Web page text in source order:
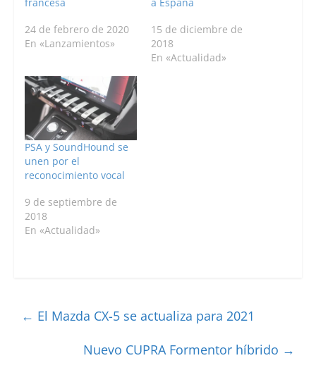
24 de febrero de 2020
En «Lanzamientos»
15 de diciembre de
2018
En «Actualidad»
PSA y SoundHound se
unen por el
reconocimiento vocal
9 de septiembre de
2018
En «Actualidad»
← El Mazda CX-5 se actualiza para 2021
Nuevo CUPRA Formentor híbrido →